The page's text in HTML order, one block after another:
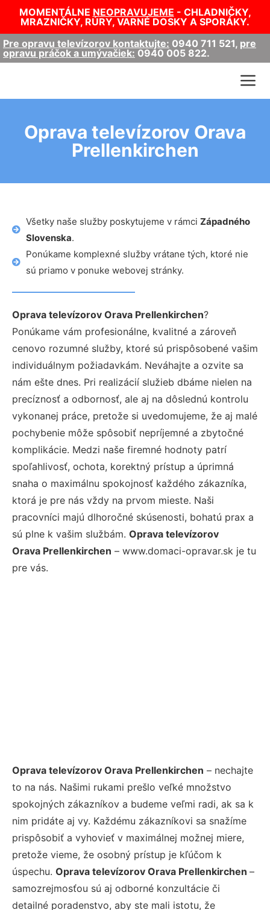
MOMENTÁLNE NEOPRAVUJEME - CHLADNIČKY,
MRAZNIČKY, RÚRY, VARNÉ DOSKY A SPORÁKY.
Pre opravu televízorov kontaktujte: 0940 711 521, pre
opravu práčok a umývačiek: 0940 005 822.
Oprava televízorov Orava
Prellenkirchen
Všetky naše služby poskytujeme v rámci Západného
Slovenska.
Ponúkame komplexné služby vrátane tých, ktoré nie
sú priamo v ponuke webovej stránky.
Oprava televízorov Orava Prellenkirchen?
Ponúkame vám profesionálne, kvalitné a zároveň
cenovo rozumné služby, ktoré sú prispôsobené vašim
individuálnym požiadavkám. Neváhajte a ozvite sa
nám ešte dnes. Pri realizácií služieb dbáme nielen na
precíznosť a odbornosť, ale aj na dôslednú kontrolu
vykonanej práce, pretože si uvedomujeme, že aj malé
pochybenie môže spôsobiť nepríjemné a zbytočné
komplikácie. Medzi naše firemné hodnoty patrí
spoľahlivosť, ochota, korektný prístup a úprimná
snaha o maximálnu spokojnosť každého zákazníka,
ktorá je pre nás vždy na prvom mieste. Naši
pracovníci majú dlhoročné skúsenosti, bohatú prax a
sú plne k vašim službám. Oprava televízorov
Orava Prellenkirchen – www.domaci-opravar.sk je tu
pre vás.
Oprava televízorov Orava Prellenkirchen – nechajte
to na nás. Našimi rukami prešlo veľké množstvo
spokojných zákazníkov a budeme veľmi radi, ak sa k
nim pridáte aj vy. Každému zákazníkovi sa snažíme
prispôsobiť a vyhovieť v maximálnej možnej miere,
pretože vieme, že osobný prístup je kľúčom k
úspechu. Oprava televízorov Orava Prellenkirchen –
samozrejmosťou sú aj odborné konzultácie či
detailné poradenstvo, aby ste mali istotu, že